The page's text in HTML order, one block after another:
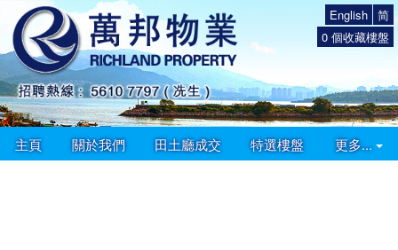
简
English
0 個收藏樓盤
主頁 關於我們 田土廳成交 特選樓盤 更多...